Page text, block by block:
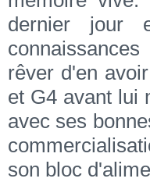
dernier jour
rêver d'en
et G4 avant lui
avec ses
son bloc